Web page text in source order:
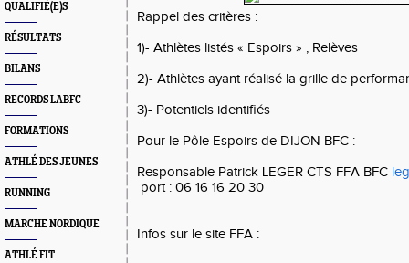
QUALIFIÉ(E)S
RÉSULTATS
BILANS
RECORDS LABFC
FORMATIONS
ATHLÉ DES JEUNES
RUNNING
MARCHE NORDIQUE
ATHLÉ FIT
Rappel des critères :
1)- Athlètes listés « Espoirs » , Relèves
2)- Athlètes ayant réalisé la grille de
3)- Potentiels identifiés
Pour le Pôle Espoirs de DIJON BFC :
Responsable Patrick LEGER CTS FFA BFC
port : 06 16 16 20 30
Infos sur le site FFA :